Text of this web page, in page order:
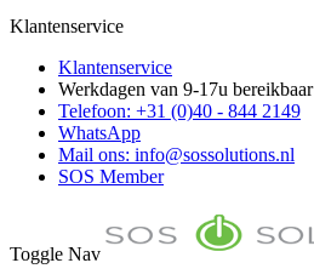
Klantenservice
Klantenservice
Werkdagen van 9-17u bereikbaar
Telefoon: +31 (0)40 - 844 2149
WhatsApp
Mail ons: info@sossolutions.nl
SOS Member
Toggle Nav